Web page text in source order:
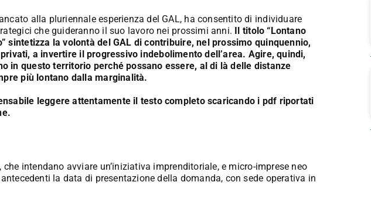
alla pluriennale esperienza del GAL, ha consentito di individuare
che guideranno il suo lavoro nei prossimi anni. Il titolo “Lontano
sintetizza la volontà del GAL di contribuire, nel prossimo quinquennio,
a invertire il progressivo indebolimento dell’area. Agire, quindi,
in questo territorio perché possano essere, al di là delle distanze
più lontano dalla marginalità.
leggere attentamente il testo completo scaricando i pdf riportati
.
intendano avviare un’iniziativa imprenditoriale, e micro-imprese neo
la data di presentazione della domanda, con sede operativa in